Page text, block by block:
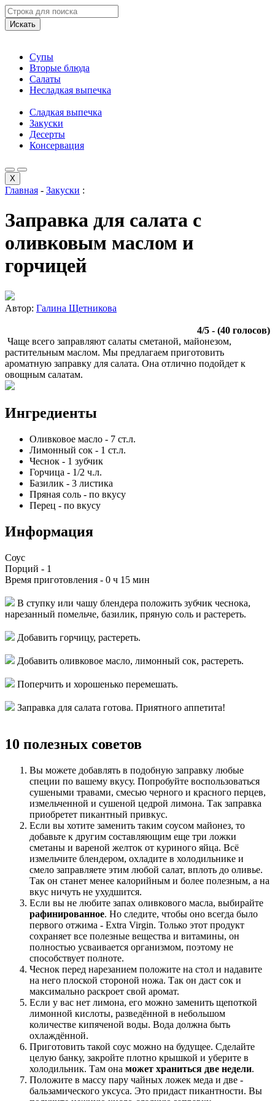
Искать
Супы
Вторые блюда
Салаты
Несладкая выпечка
Сладкая выпечка
Закуски
Десерты
Консервация
X
Главная - Закуски :
Заправка для салата с
оливковым маслом и
горчицей
Автор: Галина Щетникова
4/5 - (40 голосов)
Чаще всего заправляют салаты сметаной, майонезом,
растительным маслом. Мы предлагаем приготовить
ароматную заправку для салата. Она отлично подойдет к
овощным салатам.
Ингредиенты
Оливковое масло - 7 ст.л.
Лимонный сок - 1 ст.л.
Чеснок - 1 зубчик
Горчица - 1/2 ч.л.
Базилик - 3 листика
Пряная соль - по вкусу
Перец - по вкусу
Информация
Соус
Порций - 1
Время приготовления - 0 ч 15 мин
В ступку или чашу блендера положить зубчик чеснока,
нарезанный помельче, базилик, пряную соль и растереть.
Добавить горчицу, растереть.
Добавить оливковое масло, лимонный сок, растереть.
Поперчить и хорошенько перемешать.
Заправка для салата готова. Приятного аппетита!
10 полезных советов
Вы можете добавлять в подобную заправку любые
специи по вашему вкусу. Попробуйте воспользоваться
сушеными травами, смесью черного и красного перцев,
измельченной и сушеной цедрой лимона. Так заправка
приобретет пикантный привкус.
Если вы хотите заменить таким соусом майонез, то
добавьте к другим составляющим еще три ложки
сметаны и вареной желток от куриного яйца. Всё
измельчите блендером, охладите в холодильнике и
смело заправляете этим любой салат, вплоть до оливье.
Так он станет менее калорийным и более полезным, а на
вкус ничуть не ухудшится.
Если вы не любите запах оливкового масла, выбирайте
рафинированное. Но следите, чтобы оно всегда было
первого отжима - Extra Virgin. Только этот продукт
сохраняет все полезные вещества и витамины, он
полностью усваивается организмом, поэтому не
способствует полноте.
Чеснок перед нарезанием положите на стол и надавите
на него плоской стороной ножа. Так он даст сок и
максимально раскроет свой аромат.
Если у вас нет лимона, его можно заменить щепоткой
лимонной кислоты, разведённой в небольшом
количестве кипяченой воды. Вода должна быть
охлаждённой.
Приготовить такой соус можно на будущее. Сделайте
целую банку, закройте плотно крышкой и уберите в
холодильник. Там она может храниться две недели.
Положите в массу пару чайных ложек меда и две -
бальзамического уксуса. Это придаст пикантности. Вы